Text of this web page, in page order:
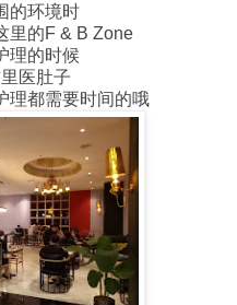
的环境时
里的F & B Zone
理的时候
医肚子
理都需要时间的哦